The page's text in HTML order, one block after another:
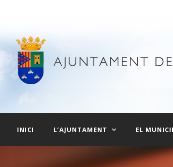
INICI L’AJUNTAMENT EL